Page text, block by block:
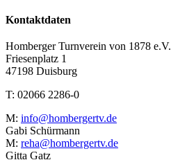
Kontaktdaten
Homberger Turnverein von 1878 e.V.
Friesenplatz 1
47198 Duisburg
T: 02066 2286-0
M: info@hombergertv.de
Gabi Schürmann
M: reha@hombergertv.de
Gitta Gatz